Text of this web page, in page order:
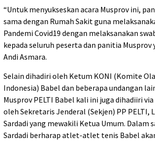
“Untuk menyukseskan acara Musprov ini,
sama dengan Rumah Sakit guna
Pandemi Covid19 dengan melaksanakan
kepada seluruh peserta dan panitia Musprov
Andi Asmara.
Selain dihadiri oleh Ketum KONI (Komite
Indonesia) Babel dan beberapa undangan
Musprov PELTI Babel kali ini juga dihadiiri
oleh Sekretaris Jenderal (Sekjen) PP PELTI,
Sardadi yang mewakili Ketua Umum. Dalam
Sardadi berharap atlet-atlet tenis Babel